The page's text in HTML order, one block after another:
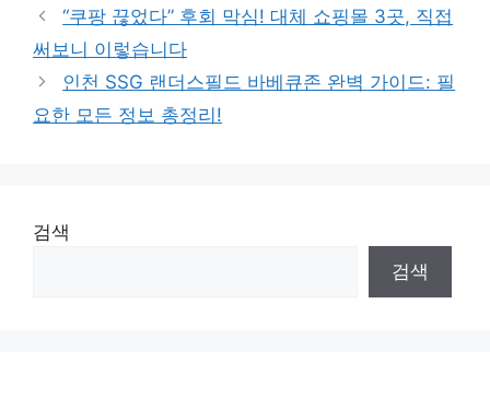
“쿠팡 끊었다” 후회 막심! 대체 쇼핑몰 3곳, 직접
써보니 이렇습니다
인천 SSG 랜더스필드 바베큐존 완벽 가이드: 필
요한 모든 정보 총정리!
검색
검색